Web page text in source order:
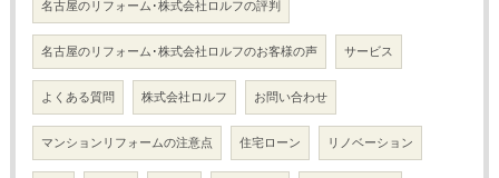
名古屋のリフォーム･株式会社ロルフの評判
名古屋のリフォーム･株式会社ロルフのお客様の声 サービス
よくある質問 株式会社ロルフ お問い合わせ
マンションリフォームの注意点 住宅ローン リノベーション